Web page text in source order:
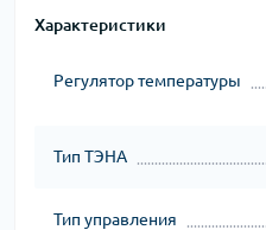
Характеристики
Регулятор температуры
Тип ТЭНА
Тип управления